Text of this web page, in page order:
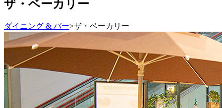
ザ・ベーカリー
ダイニング & バー>ザ・ベーカリー